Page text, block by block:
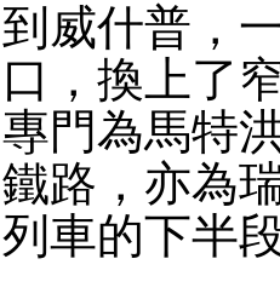
到威什普，
口，換上了
專門為馬特
鐵路，亦為
列車的下半段